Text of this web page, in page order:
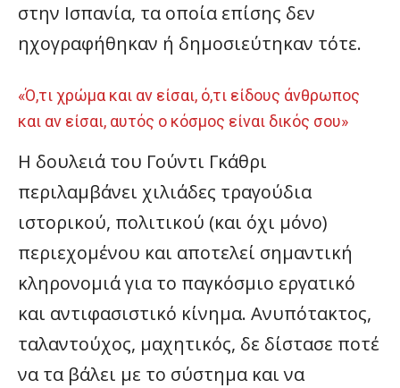
στην Ισπανία, τα οποία επίσης δεν
ηχογραφήθηκαν ή δημοσιεύτηκαν τότε.
«Ό,τι χρώμα και αν είσαι, ό,τι είδους άνθρωπος
και αν είσαι, αυτός ο κόσμος είναι δικός σου»
Η δουλειά του Γούντι Γκάθρι
περιλαμβάνει χιλιάδες τραγούδια
ιστορικού, πολιτικού (και όχι μόνο)
περιεχομένου και αποτελεί σημαντική
κληρονομιά για το παγκόσμιο εργατικό
και αντιφασιστικό κίνημα. Ανυπότακτος,
ταλαντούχος, μαχητικός, δε δίστασε ποτέ
να τα βάλει με το σύστημα και να